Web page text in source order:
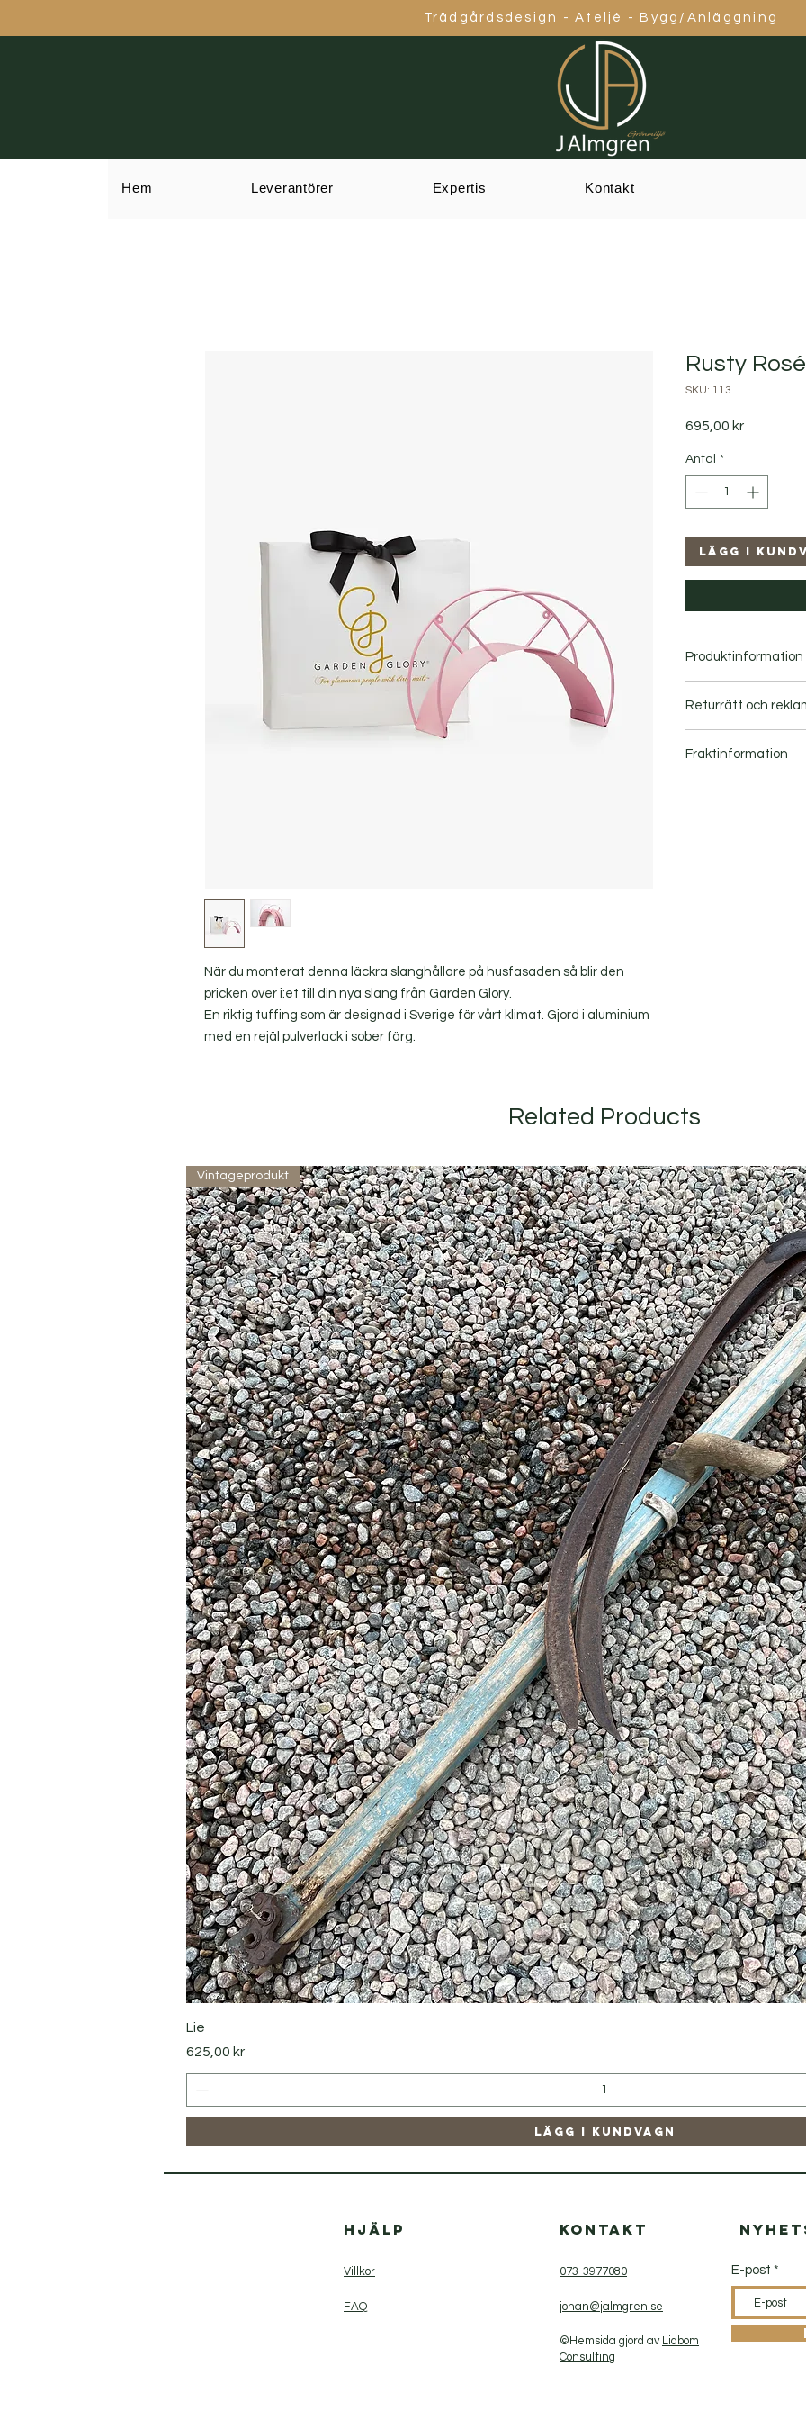
Trädgårdsdesign -Ateljé - Bygg/Anläggning
Hem Leverantörer Expertis Kontakt
När du monterat denna läckra slanghållare på husfasaden så blir den
pricken över i:et till din nya slang från Garden Glory.
En riktig tuffing som är designad i Sverige för vårt klimat. Gjord i aluminium
med en rejäl pulverlack i sober färg.
Rusty
SKU: 113
695,00 krPris
Antal *
Lägg i
Produktinformation
Width: 32 cm
kg.
Returrätt och
Fraktinformation
Related Products
Vintageprodukt
Lie
Pris
625,00 kr
Lägg i kundvagn
Hjälp
Villkor
FAQ
Kontakt
073-3977080
johan@jalmgren.se
E-post
©Hemsida gjord av Lidbom
Consulting